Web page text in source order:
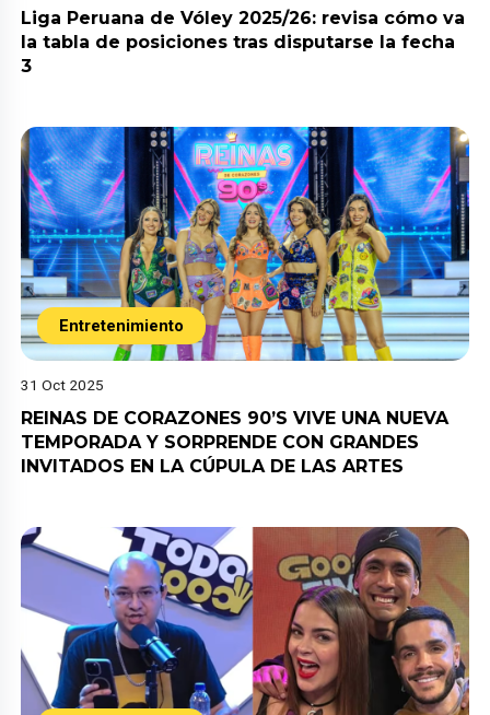
Liga Peruana de Vóley 2025/26: revisa cómo va
la tabla de posiciones tras disputarse la fecha
3
Entretenimiento
31 Oct 2025
REINAS DE CORAZONES 90’S VIVE UNA NUEVA
TEMPORADA Y SORPRENDE CON GRANDES
INVITADOS EN LA CÚPULA DE LAS ARTES